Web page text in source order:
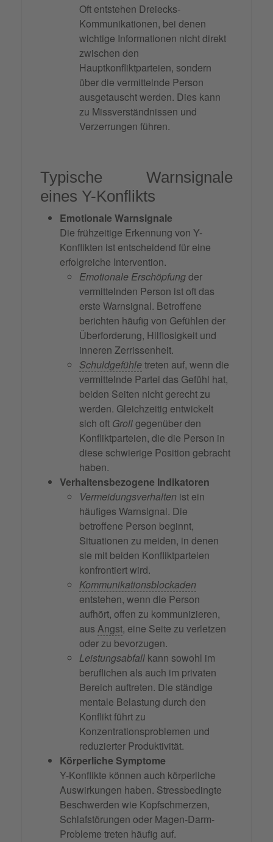
Oft entstehen Dreiecks-
Kommunikationen, bei denen
wichtige Informationen nicht direkt
zwischen den
Hauptkonfliktparteien, sondern
über die vermittelnde Person
ausgetauscht werden. Dies kann
zu Missverständnissen und
Verzerrungen führen.
Typische Warnsignale
eines Y-Konflikts
Emotionale Warnsignale
Die frühzeitige Erkennung von Y-
Konflikten ist entscheidend für eine
erfolgreiche Intervention.
Emotionale Erschöpfungder
vermittelnden Person ist oft das
erste Warnsignal. Betroffene
berichten häufig von Gefühlen der
Überforderung, Hilflosigkeit und
inneren Zerrissenheit.
Schuldgefühletreten auf, wenn die
vermittelnde Partei das Gefühl hat,
beiden Seiten nicht gerecht zu
werden. Gleichzeitig entwickelt
sich oft Grollgegenüber den
Konfliktparteien, die die Person in
diese schwierige Position gebracht
haben.
Verhaltensbezogene Indikatoren
Vermeidungsverhalten ist ein
häufiges Warnsignal. Die
betroffene Person beginnt,
Situationen zu meiden, in denen
sie mit beiden Konfliktparteien
konfrontiert wird.
Kommunikationsblockaden
entstehen, wenn die Person
aufhört, offen zu kommunizieren,
aus Angst, eine Seite zu verletzen
oder zu bevorzugen.
Leistungsabfall kann sowohl im
beruflichen als auch im privaten
Bereich auftreten. Die ständige
mentale Belastung durch den
Konflikt führt zu
Konzentrationsproblemen und
reduzierter Produktivität.
Körperliche Symptome
Y-Konflikte können auch körperliche
Auswirkungen haben. Stressbedingte
Beschwerden wie Kopfschmerzen,
Schlafstörungen oder Magen-Darm-
Probleme treten häufig auf.